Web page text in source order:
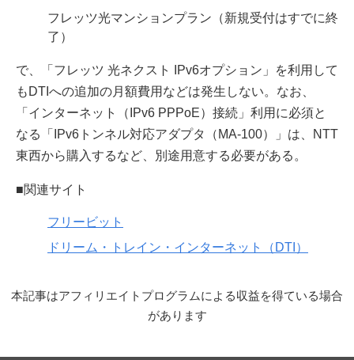
フレッツ光マンションプラン（新規受付はすでに終
了）
で、「フレッツ 光ネクスト IPv6オプション」を利用して
もDTIへの追加の月額費用などは発生しない。なお、
「インターネット（IPv6 PPPoE）接続」利用に必須と
なる「IPv6トンネル対応アダプタ（MA-100）」は、NTT
東西から購入するなど、別途用意する必要がある。
■関連サイト
フリービット
ドリーム・トレイン・インターネット（DTI）
本記事はアフィリエイトプログラムによる収益を得ている場合
があります